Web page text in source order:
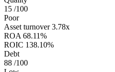
15 /100
Poor
Asset turnover 3.78x
ROA 68.11%
ROIC 138.10%
Debt
88 /100